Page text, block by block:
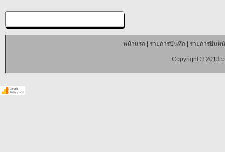
หน้าแรก| รายการบันทึก| รายการยืมห
Copyright © 2013